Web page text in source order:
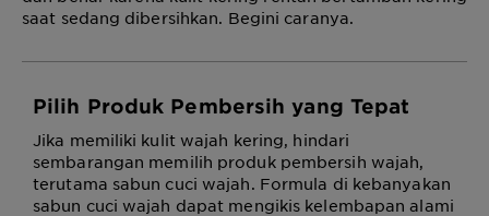
saat sedang dibersihkan. Begini caranya.
Pilih Produk Pembersih yang Tepat
Jika memiliki kulit wajah kering, hindari
sembarangan memilih produk pembersih wajah,
terutama sabun cuci wajah. Formula di kebanyakan
sabun cuci wajah dapat mengikis kelembapan alami